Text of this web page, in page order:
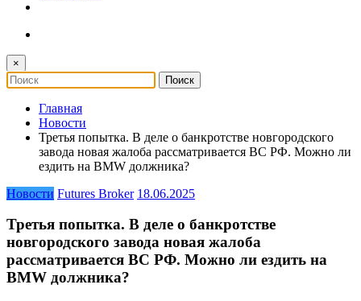
×
Главная
Новости
Третья попытка. В деле о банкротстве новгородского
завода новая жалоба рассматривается ВС РФ. Можно ли
ездить на BMW должника?
Новости Futures Broker 18.06.2025
Третья попытка. В деле о банкротстве
новгородского завода новая жалоба
рассматривается ВС РФ. Можно ли ездить на
BMW должника?